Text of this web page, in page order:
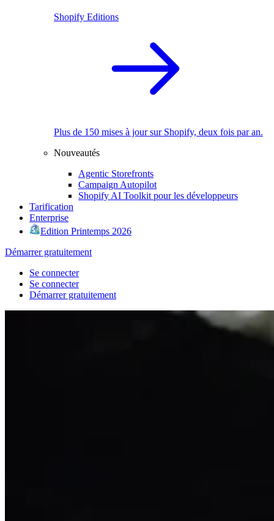
Shopify Editions
Plus de 150 mises à jour sur Shopify, deux fois par an.
Nouveautés
Agentic Storefronts
Campaign Autopilot
Shopify AI Toolkit pour les développeurs
Tarification
Enterprise
Edition Printemps 2026
Démarrer gratuitement
Se connecter
Se connecter
Démarrer gratuitement